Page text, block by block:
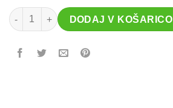
Suspenzijski Rip Trainer količina
DODAJ V KOŠARICO